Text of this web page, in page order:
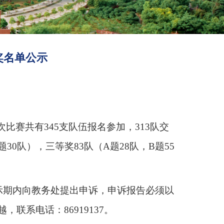
名单公示
比赛共有345支队伍报名参加，313队交
30队），三等奖83队（A题28队，B题55
内向教务处提出申诉，申诉报告必须以
联系电话：86919137。